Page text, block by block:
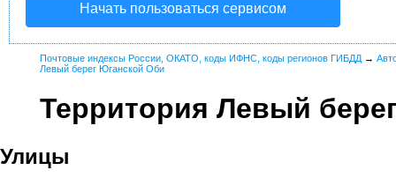
Начать пользоваться сервисом
Почтовые индексы России, ОКАТО, коды ИФНС, коды регионов ГИБДД →
Левый берег Юганской Оби
Территория Левый
Улицы